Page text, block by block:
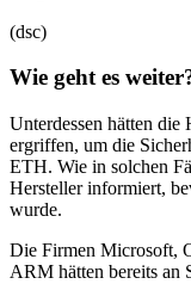
(dsc)
Wie geht es
Unterdessen hätten die
ergriffen, um die
ETH. Wie in solchen
Hersteller informiert,
wurde.
Die Firmen Microsoft,
ARM hätten bereits an